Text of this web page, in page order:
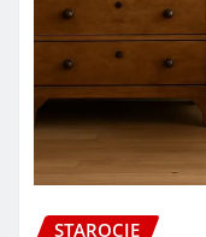
STAROCIE